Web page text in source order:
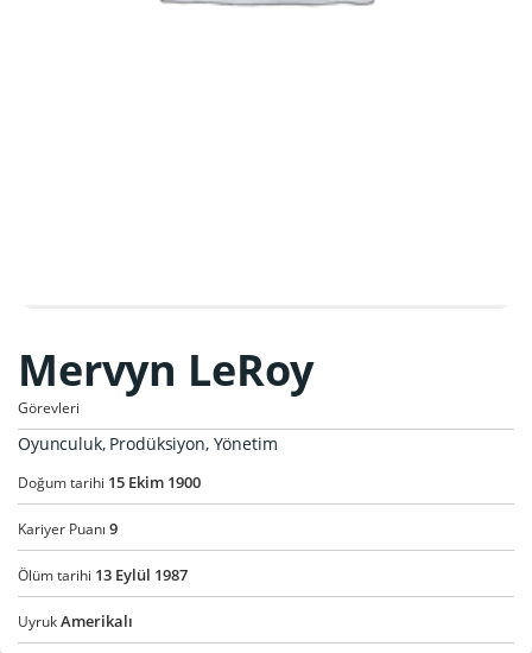
Mervyn LeRoy
Görevleri
Oyunculuk, Prodüksiyon, Yönetim
Doğum tarihi 15 Ekim 1900
Kariyer Puanı 9
Ölüm tarihi 13 Eylül 1987
UyrukAmerikalı